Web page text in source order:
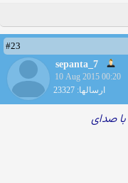
#23
sepanta_7
10 Aug 2015 00:20
ارسالها: 23327
با صدای